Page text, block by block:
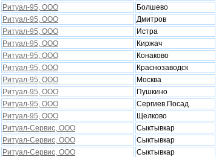
Ритуал-95, ООО
Болшево
Ритуал-95, ООО
Дмитров
Ритуал-95, ООО
Истра
Ритуал-95, ООО
Киржач
Ритуал-95, ООО
Конаково
Ритуал-95, ООО
Краснозаводск
Ритуал-95, ООО
Москва
Ритуал-95, ООО
Пушкино
Ритуал-95, ООО
Сергиев Посад
Ритуал-95, ООО
Щелково
Ритуал-Cервис, ООО
Сыктывкар
Ритуал-Cервис, ООО
Сыктывкар
Ритуал-Cервис, ООО
Сыктывкар